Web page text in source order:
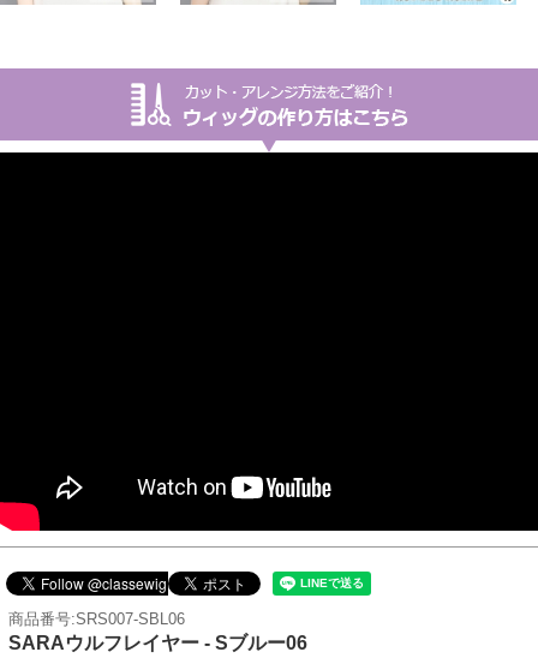
商品番号:SRS007-SBL06
SARAウルフレイヤー - Sブルー06